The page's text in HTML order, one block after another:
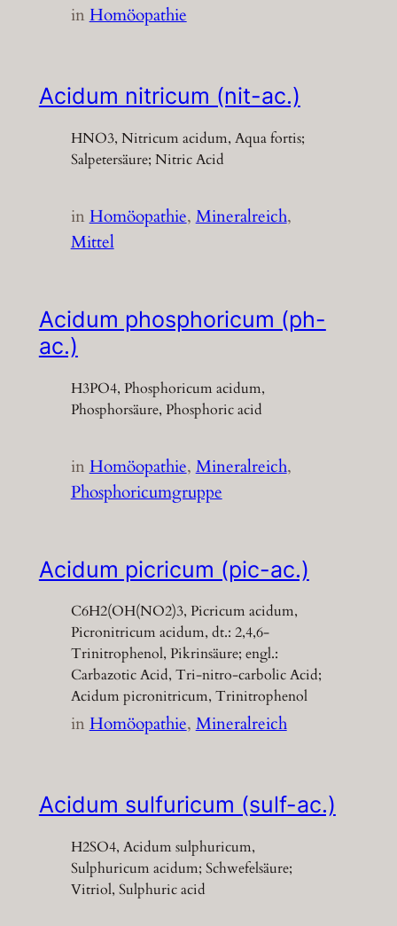
inHomöopathie
Acidum nitricum (nit-ac.)
HNO3, Nitricum acidum, Aqua fortis;
Salpetersäure; Nitric Acid
inHomöopathie, Mineralreich
Mittel
Acidum phosphoricum (ph-
ac.)
H3PO4, Phosphoricum acidum,
Phosphorsäure, Phosphoric acid
inHomöopathie, Mineralreich
Phosphoricumgruppe
Acidum picricum (pic-ac.)
C6H2(OH(NO2)3, Picricum acidum,
Picronitricum acidum, dt.: 2,4,6-
Trinitrophenol, Pikrinsäure; engl.:
Carbazotic Acid, Tri-nitro-carbolic Acid;
Acidum picronitricum, Trinitrophenol
inHomöopathie, Mineralreich
Acidum sulfuricum (sulf-ac.)
H2SO4, Acidum sulphuricum,
Sulphuricum acidum; Schwefelsäure;
Vitriol, Sulphuric acid